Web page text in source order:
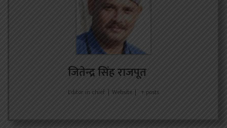
जितेन्द्र सिंह राजपूत
Editor in chief | Website | + posts